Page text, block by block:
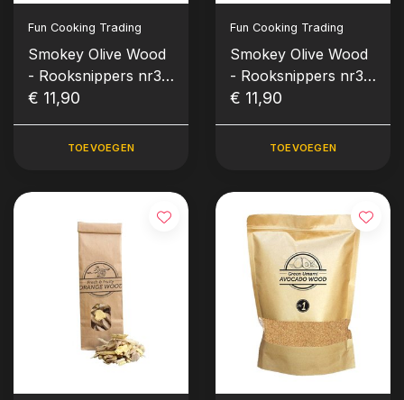
Fun Cooking Trading
Smokey Olive Wood
- Rooksnippers nr3
1700 ml Citroen
€ 11,90
TOEVOEGEN
Fun Cooking Trading
Smokey Olive Wood
- Rooksnippers nr3
1700 ml Amandel
€ 11,90
TOEVOEGEN